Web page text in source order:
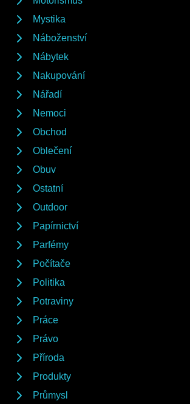
Mystika
Náboženství
Nábytek
Nakupování
Nářadí
Nemoci
Obchod
Oblečení
Obuv
Ostatní
Outdoor
Papírnictví
Parfémy
Počítače
Politika
Potraviny
Práce
Právo
Příroda
Produkty
Průmysl